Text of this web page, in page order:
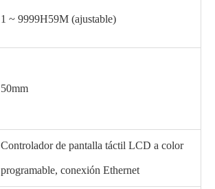
1 ~ 9999H59M (ajustable)
50mm
Controlador de pantalla táctil LCD a color
programable, conexión Ethernet